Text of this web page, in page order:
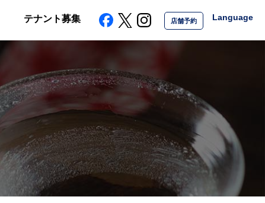
テナント募集 店舗予約 Language